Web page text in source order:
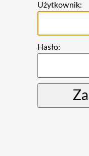
Użytkownik:
Hasło: